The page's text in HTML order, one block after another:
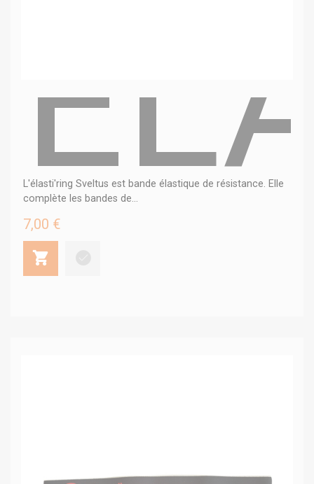
L'élasti'ring Sveltus est bande élastique de résistance. Elle
complète les bandes de...
7,00 €